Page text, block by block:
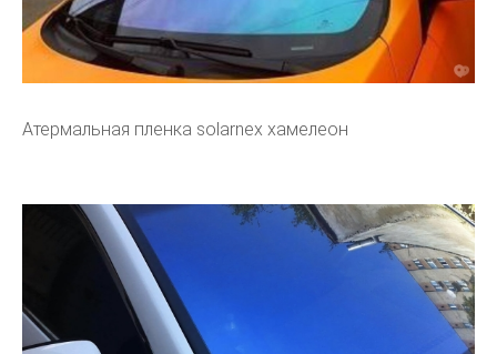
Атермальная пленка solarnex хамелеон